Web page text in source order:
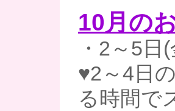
10月の
・2～5日
♥2～4日
る時間で